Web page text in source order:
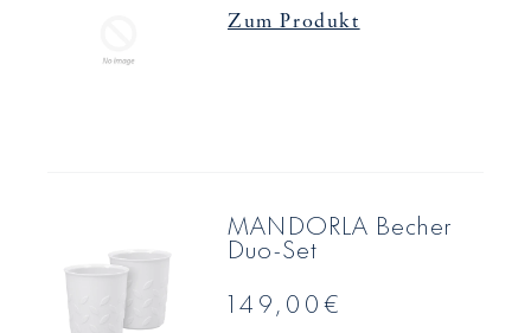
Zum Produkt
MANDORLA Becher
Duo-Set
149,00€